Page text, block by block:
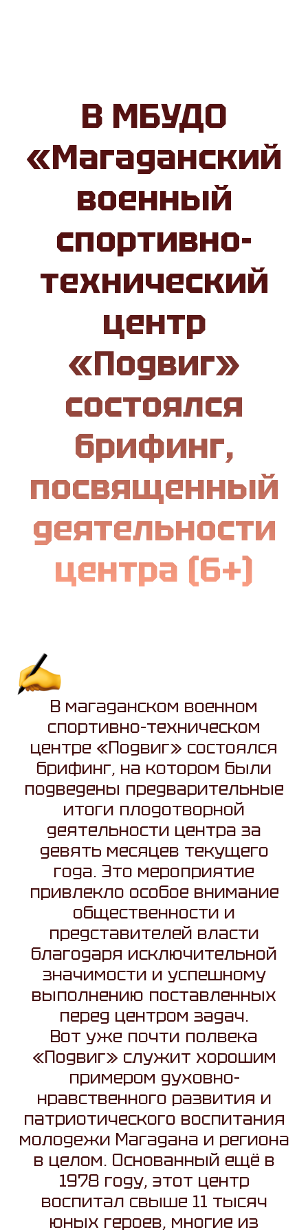
В МБУДО
«Магаданский
военный
спортивно-
технический
центр
«Подвиг»
состоялся
брифинг,
посвященный
деятельности
центра (6+)
В магаданском военном
спортивно-техническом
центре «Подвиг» состоялся
брифинг, на котором были
подведены предварительные
итоги плодотворной
деятельности центра за
девять месяцев текущего
года. Это мероприятие
привлекло особое внимание
общественности и
представителей власти
благодаря исключительной
значимости и успешному
выполнению поставленных
перед центром задач.
Вот уже почти полвека
«Подвиг» служит хорошим
примером духовно-
нравственного развития и
патриотического воспитания
молодежи Магадана и региона
в целом. Основанный ещё в
1978 году, этот центр
воспитал свыше 11 тысяч
юных героев, многие из